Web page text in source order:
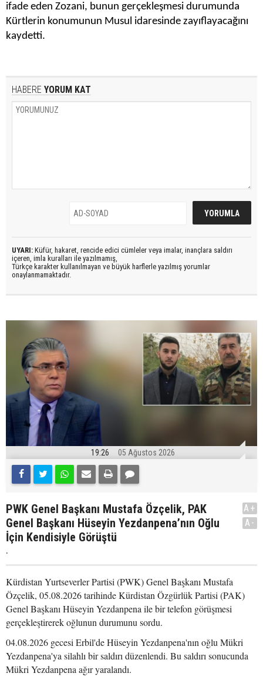
ifade eden Zozani, bunun gerçekleşmesi durumunda
Kürtlerin konumunun Musul idaresinde zayıflayacağını
kaydetti.
HABERE YORUM KAT
UYARI: Küfür, hakaret, rencide edici cümleler veya imalar, inançlara saldırı
içeren, imla kuralları ile yazılmamış,
Türkçe karakter kullanılmayan ve büyük harflerle yazılmış yorumlar
onaylanmamaktadır.
19:26 05 Ağustos 2026
PWK Genel Başkanı Mustafa Özçelik, PAK
Genel Başkanı Hüseyin Yezdanpena’nın Oğlu
İçin Kendisiyle Görüştü
.
A+
A-
Kürdistan Yurtseverler Partisi (PWK) Genel Başkanı Mustafa
Özçelik, 05.08.2026 tarihinde Kürdistan Özgürlük Partisi (PAK)
Genel Başkanı Hüseyin Yezdanpena ile bir telefon görüşmesi
gerçekleştirerek oğlunun durumunu sordu.
04.08.2026 gecesi Erbil'de Hüseyin Yezdanpena'nın oğlu Mükri
Yezdanpena'ya silahlı bir saldırı düzenlendi. Bu saldırı sonucunda
Mükri Yezdanpena ağır yaralandı.